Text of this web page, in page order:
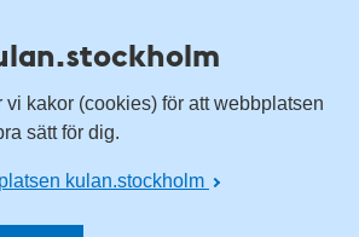
vi kakor (cookies) för att webbplatsen
sätt för dig.
kulan.stockholm